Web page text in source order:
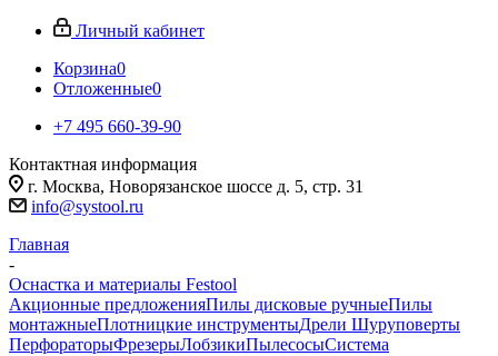
Личный кабинет
Корзина0
Отложенные0
+7 495 660-39-90
Контактная информация
г. Москва, Новорязанское шоссе д. 5, стр. 31
info@systool.ru
Главная
-
Оснастка и материалы Festool
Акционные предложенияПилы дисковые ручныеПилы
монтажныеПлотницкие инструментыДрели Шуруповерты
ПерфораторыФрезерыЛобзикиПылесосыСистема